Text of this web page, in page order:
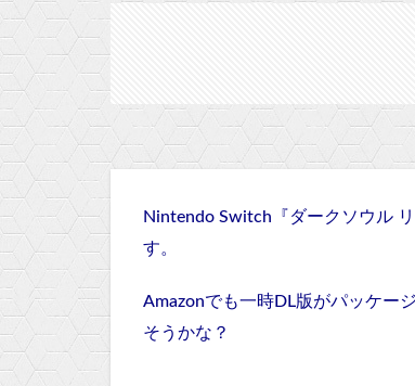
Nintendo Switch『ダークソウル
す。
Amazonでも一時DL版がパッケー
そうかな？